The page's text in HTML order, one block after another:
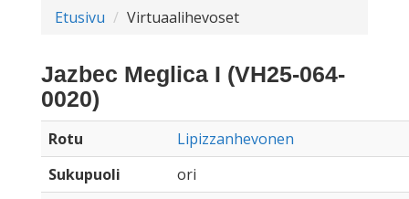
Etusivu Virtuaalihevoset
Jazbec Meglica I (VH25-064-
0020)
Rotu
Lipizzanhevonen
Sukupuoli
ori